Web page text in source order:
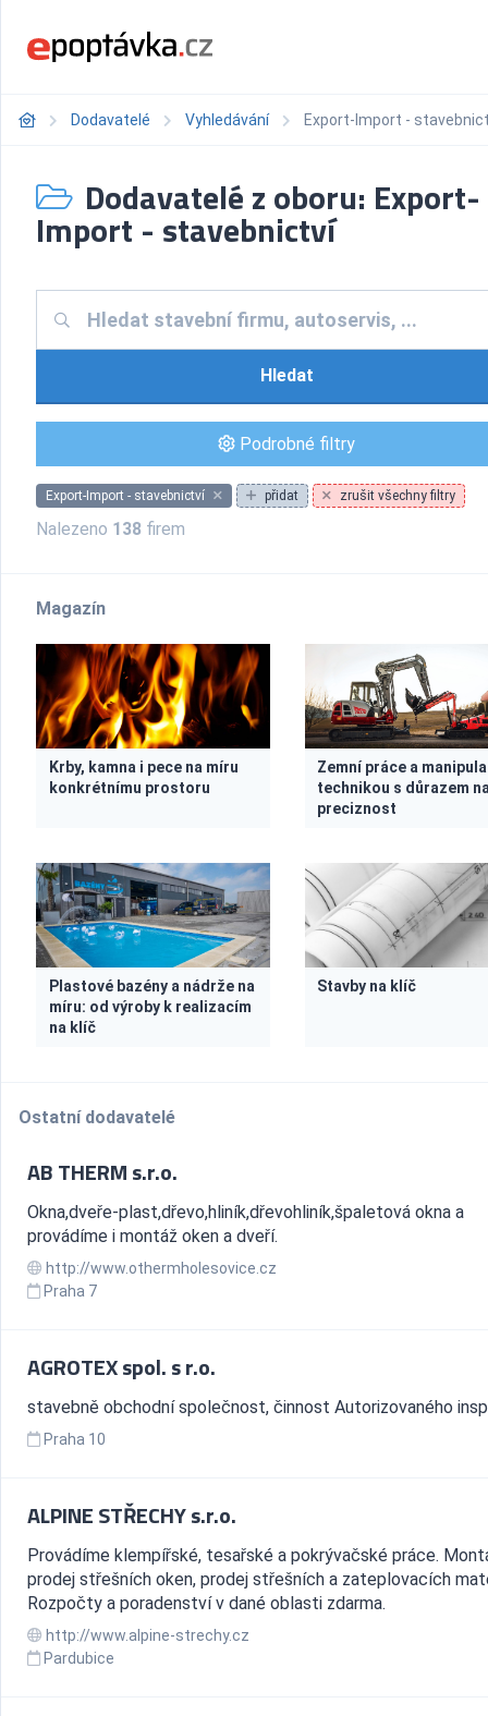
Dodavatelé Vyhledávání Export-Import -
Dodavatelé z oboru: Export-
Import - stavebnictví
Hledat
Podrobné filtry
Export-Import - stavebnictví přidat zrušit všechny filtry
Nalezeno 138 firem
Magazín
Krby, kamna i pece na míru
konkrétnímu prostoru
Zemní práce a
technikou s důrazem
preciznost
Plastové bazény a nádrže na
míru: od výroby k realizacím
na klíč
Stavby na klíč
Ostatní dodavatelé
AB THERM s.r.o.
Okna,dveře-plast,dřevo,hliník,dřevohliník,špaletová okna a
provádíme i montáž oken a dveří­.
http://www.othermholesovice.cz
Praha 7
AGROTEX spol. s r.o.
stavebně obchodní společnost, činnost Autorizovaného
Praha 10
ALPINE STŘECHY s.r.o.
Provádíme klempířské, tesařské a pokrývačské práce.
prodej střešních oken, prodej střešních a zateplovacích
Rozpočty a poradenství v dané oblasti zdarma.
http://www.alpine-strechy.cz
Pardubice